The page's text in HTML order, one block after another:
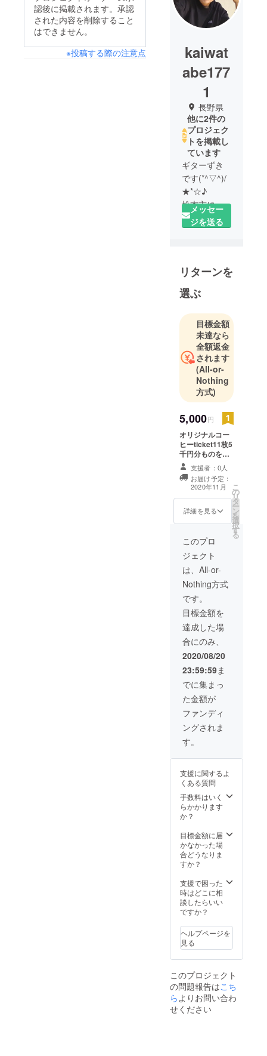
認後に掲載されます。承認
された内容を削除すること
はできません。
※投稿する際の注意点
kaiwat
abe177
1
長野県
他に2件の
プロジェク
トを掲載し
ています
ギターずき
です(*^▽^)/
★*☆♪
松本市に在
住していま
す。
卒業後松本
以降ギター
メッセー
ジを送る
リターンを
選ぶ
目標金額
未達なら
全額返金
されます
(All-or-
Nothing
方式)
5,000円
オリジナルコー
ヒーticket11枚5
千円分ものを提
供させて頂きま
す。当店でゆっ
くりとコーヒー
を飲みながら音
楽を聴きましょ
う。それから、
お手紙をお送り
したいと思いま
す。
支援者：0人
お届け予定：
2020年11月
詳細を見る
こ
の
リ
タ
ー
ン
を
選
択
す
る
このプロ
ジェクト
は、All-or-
Nothing方式
です。
目標金額を
達成した場
合にのみ、
2020/08/20
23:59:59ま
でに集まっ
た金額が
ファンディ
ングされま
す。
支援に関するよ
くある質問
手数料はいく
らかかります
か？
目標金額に届
かなかった場
合どうなりま
すか？
支援で困った
時はどこに相
談したらいい
ですか？
ヘルプページを
見る
このプロジェクト
の問題報告はこち
ら よりお問い合わ
せください